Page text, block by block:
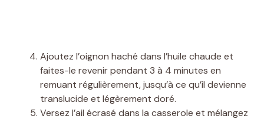
Ajoutez l’oignon haché dans l’huile chaude et
faites-le revenir pendant 3 à 4 minutes en
remuant régulièrement, jusqu’à ce qu’il devienne
translucide et légèrement doré.
Versez l’ail écrasé dans la casserole et mélangez